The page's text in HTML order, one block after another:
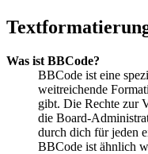
Was ist BBCode?
BBCode ist eine
weitreichende
gibt. Die Rechte zur
die Board-
durch dich für jeden
BBCode ist ähnlich